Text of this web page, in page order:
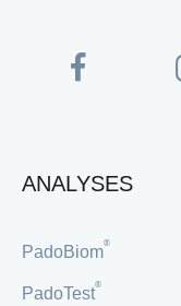
ANALYSES
PadoBiom®
PadoTest®